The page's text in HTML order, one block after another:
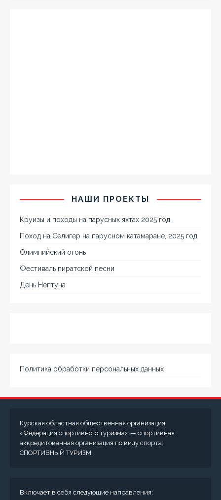
НАШИ ПРОЕКТЫ
Круизы и походы на парусных яхтах 2025 год
Поход на Селигер на парусном катамаране, 2025 год
Олимпийский огонь
Фестиваль пиратской песни
День Нептуна
Политика обработки персональных данных
Курская областная общественная организация
«Федерация спортивного туризма» — спортивная
аккредитованная организация по виду спорта:
СПОРТИВНЫЙ ТУРИЗМ.
Включает в себя следующие направления: